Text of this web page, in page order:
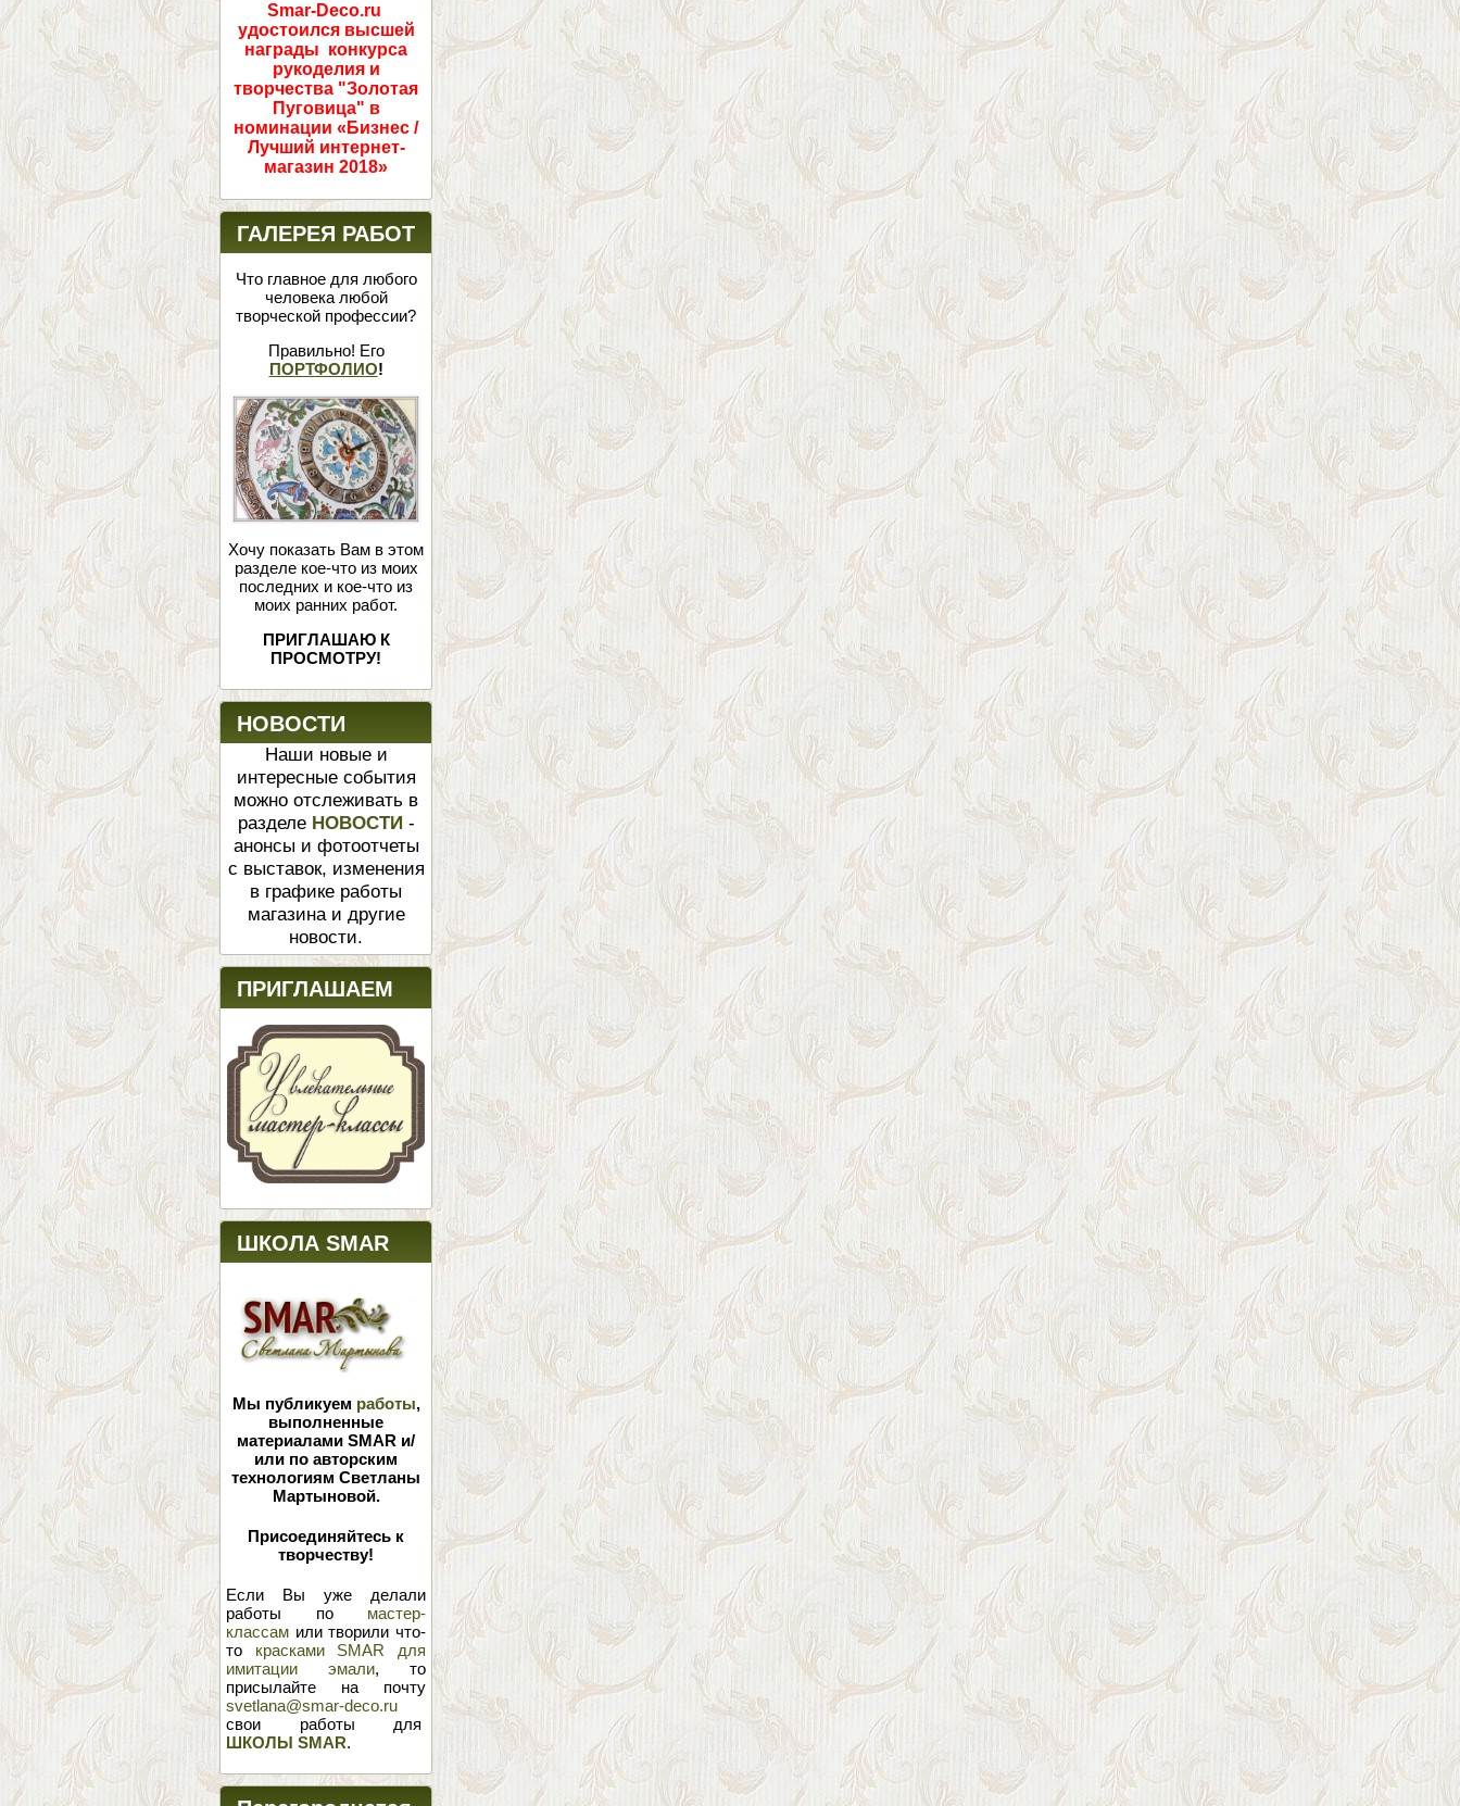
Smar-Deco.ru
удостоился высшей
награды конкурса
рукоделия и
творчества "Золотая
Пуговица" в
номинации «Бизнес /
Лучший интернет-
магазин 2018»
ГАЛЕРЕЯ РАБОТ
Что главное для любого
человека любой
творческой профессии?
Правильно! Его
ПОРТФОЛИО!
Хочу показать Вам в этом
разделе кое-что из моих
последних и кое-что из
моих ранних работ.
ПРИГЛАШАЮ К
ПРОСМОТРУ!
НОВОСТИ
Наши новые и
интересные события
можно отслеживать в
разделе НОВОСТИ -
анонсы и фотоотчеты
с выставок, изменения
в графике работы
магазина и другие
новости.
ПРИГЛАШАЕМ
ШКОЛА SMAR
Мы публикуем работы,
выполненные
материалами SMAR и/
или по авторским
технологиям Светланы
Мартыновой.
Присоединяйтесь к
творчеству!
Если Вы уже делали
работы по мастер-
классам или творили что-
то красками SMAR для
имитации эмали, то
присылайте на почту
svetlana@smar-deco.ru
свои работы для
ШКОЛЫ SMAR.